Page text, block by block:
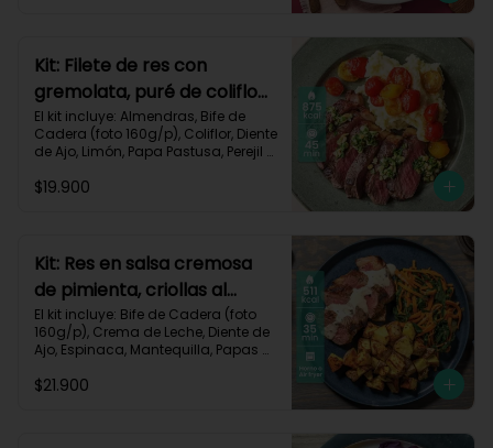
Proteínas 29g
Kit: Filete de res con
gremolata, puré de coliflor
y cherrys-71
El kit incluye: Almendras, Bife de
Cadera (foto 160g/p), Coliflor, Diente
de Ajo, Limón, Papa Pastusa, Perejil
Cherry, Receta Impresa.
$19.900
Kit: Res en salsa cremosa
de pimienta, criollas al
romero y verduras-105
El kit incluye: Bife de Cadera (foto
160g/p), Crema de Leche, Diente de
Ajo, Espinaca, Mantequilla, Papas
Fresco, Zanahoria, Receta Impresa.
$21.900